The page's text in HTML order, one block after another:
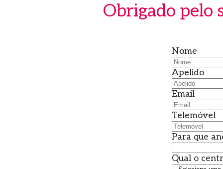
Obrigado pelo
Nome
Apelido
Email
Telemóvel
Para que
Qual o